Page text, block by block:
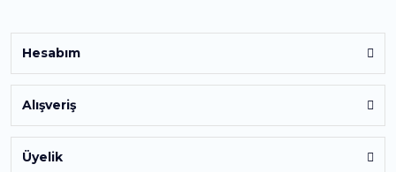
Hesabım
Alışveriş
Üyelik